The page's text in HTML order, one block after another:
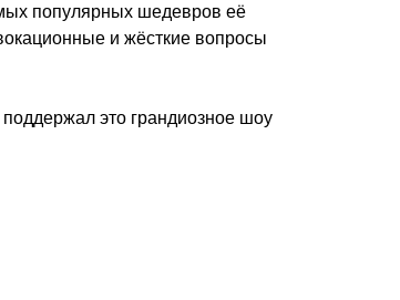
популярных шедевров её
и жёсткие вопросы
это грандиозное шоу